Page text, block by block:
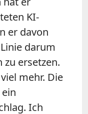
KI-
er davon
darum
zu ersetzen.
mehr. Die
Ich